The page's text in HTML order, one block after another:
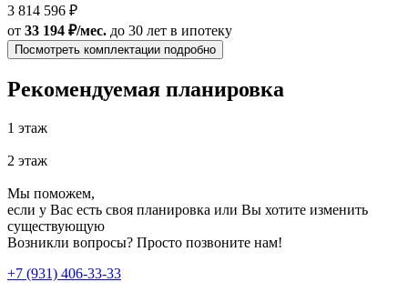
3 814 596 ₽
от 33 194 ₽/мес. до 30 лет в ипотеку
Посмотреть комплектации подробно
Рекомендуемая планировка
1 этаж
2 этаж
Мы поможем,
если у Вас есть своя планировка или Вы хотите изменить
существующую
Возникли вопросы? Просто позвоните нам!
+7 (931) 406-33-33